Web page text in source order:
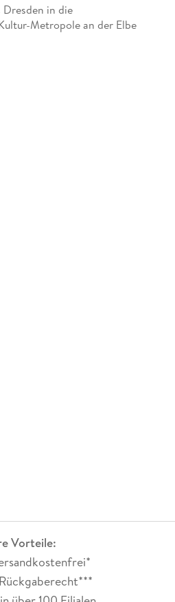
in die
Metropole an der Elbe
besondere Souvenirs: Erinnern
Eierschecke, Weinen aus dem
Vorteile: